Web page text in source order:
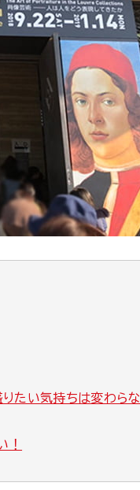
たい気持ちは変わらな
！